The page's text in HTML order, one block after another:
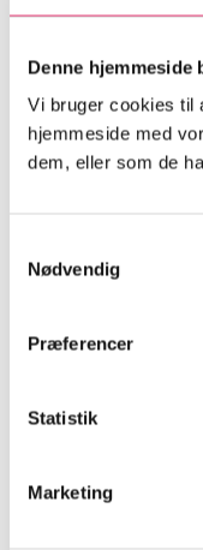
Denne hjemmeside
Vi bruger cookies til
hjemmeside med
dem, eller som de
Nødvendig
Præferencer
Statistik
Marketing